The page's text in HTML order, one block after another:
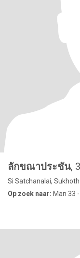
ลักขณาประชัน,
Si Satchanalai,
Op zoek naar: Man 33